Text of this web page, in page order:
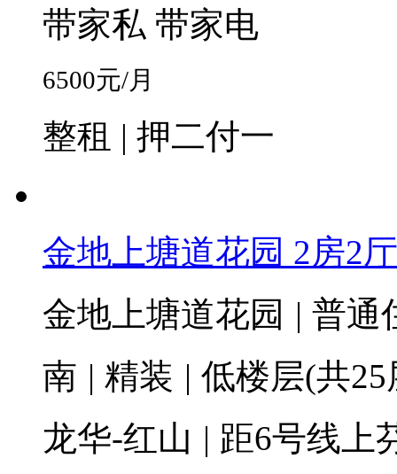
带家私 带家电
6500元/月
整租 | 押二付一
金地上塘道花园 2房2
金地上塘道花园 | 普通
南 | 精装 | 低楼层(共
龙华-红山 | 距6号线上